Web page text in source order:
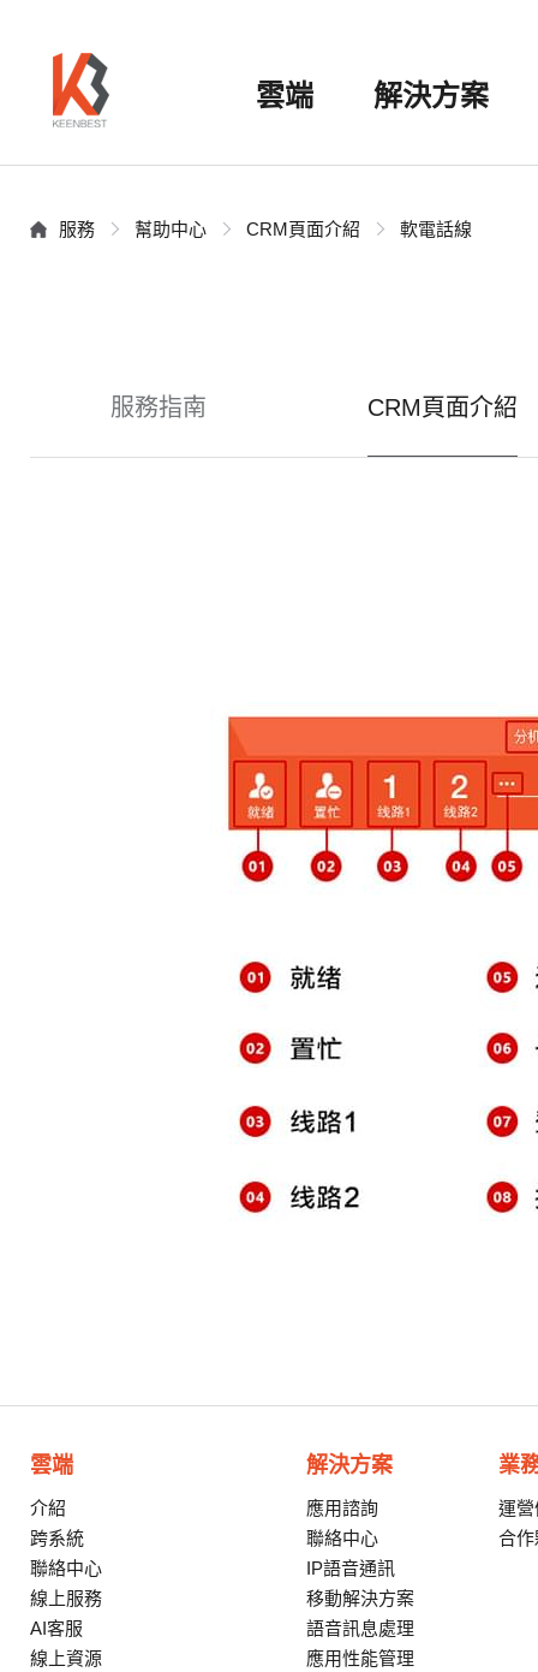
雲端 解決方案
服務 幫助中心 CRM頁面介紹 軟電話線
服務指南 CRM頁面介紹
雲端
介紹
跨系統
聯絡中心
線上服務
AI客服
線上資源
解決方案
應用諮詢
聯絡中心
IP語音通訊
移動解決方案
語音訊息處理
應用性能管理
業
運
合